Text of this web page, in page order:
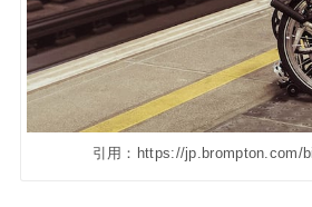
引用：https://jp.brompton.com/